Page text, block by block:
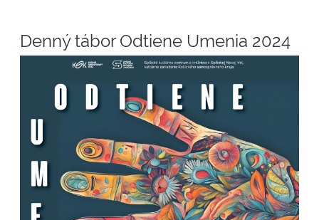
Denný tábor Odtiene Umenia 2024